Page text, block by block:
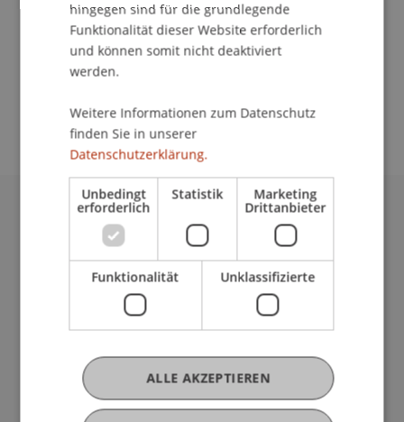
School/Professur:
Empfang
Universität Liechtenstein
Fürst-Franz-Josef-Strasse
9490 Vaduz
T +423 265 11 11
info@uni.li
Fußzeile Rechtliche Hinweise
Rechtssammlung
Datenschutzerklärung
Disclaimer
hingegen sind für die grundlegende
Funktionalität dieser Website erforderlich
und können somit nicht deaktiviert
werden.
Weitere Informationen zum Datenschutz
finden Sie in unserer
Datenschutzerklärung.
Unbedingt
erforderlich
Statistik Marketing
Drittanbieter
Funktionalität Unklassifizierte
ALLE AKZEPTIEREN